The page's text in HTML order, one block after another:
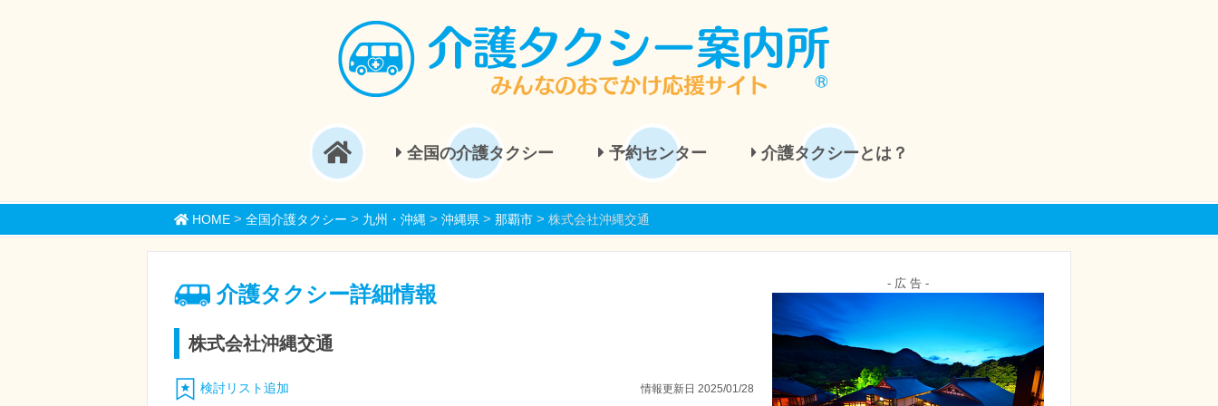
全国の介護タクシー 予約センター 介護タクシーとは？
HOME> 全国介護タクシー > 九州・沖縄 > 沖縄県 > 那覇市> 株式会社沖縄交通
介護タクシー詳細情報
株式会社沖縄交通
検討リスト追加 情報更新日 2025/01/28
- 広 告 -